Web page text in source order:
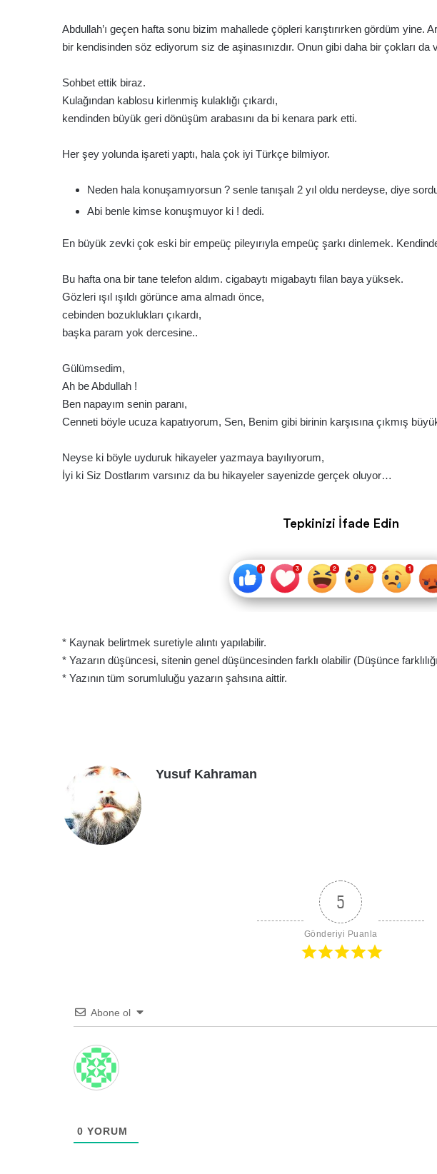
Abdullah’ı geçen hafta sonu bizim mahallede çöpleri karıştırırken gördüm yine.
bir kendisinden söz ediyorum siz de aşinasınızdır. Onun gibi daha bir çokları da
Sohbet ettik biraz.
Kulağından kablosu kirlenmiş kulaklığı çıkardı,
kendinden büyük geri dönüşüm arabasını da bi kenara park etti.
Her şey yolunda işareti yaptı, hala çok iyi Türkçe bilmiyor.
Neden hala konuşamıyorsun ? senle tanışalı 2 yıl oldu nerdeyse, diye
Abi benle kimse konuşmuyor ki ! dedi.
En büyük zevki çok eski bir empeüç pileyırıyla empeüç şarkı dinlemek.
Bu hafta ona bir tane telefon aldım. cigabaytı migabaytı filan baya yüksek.
Gözleri ışıl ışıldı görünce ama almadı önce,
cebinden bozuklukları çıkardı,
başka param yok dercesine..
Gülümsedim,
Ah be Abdullah !
Ben napayım senin paranı,
Cenneti böyle ucuza kapatıyorum, Sen, Benim gibi birinin karşısına çıkmış
Neyse ki böyle uyduruk hikayeler yazmaya bayılıyorum,
İyi ki Siz Dostlarım varsınız da bu hikayeler sayenizde gerçek oluyor…
Tepkinizi İfade Edin
* Kaynak belirtmek suretiyle alıntı yapılabilir.
* Yazarın düşüncesi, sitenin genel düşüncesinden farklı olabilir (Düşünce
* Yazının tüm sorumluluğu yazarın şahsına aittir.
Yusuf Kahraman
5
Gönderiyi Puanla
Abone ol
0 YORUM